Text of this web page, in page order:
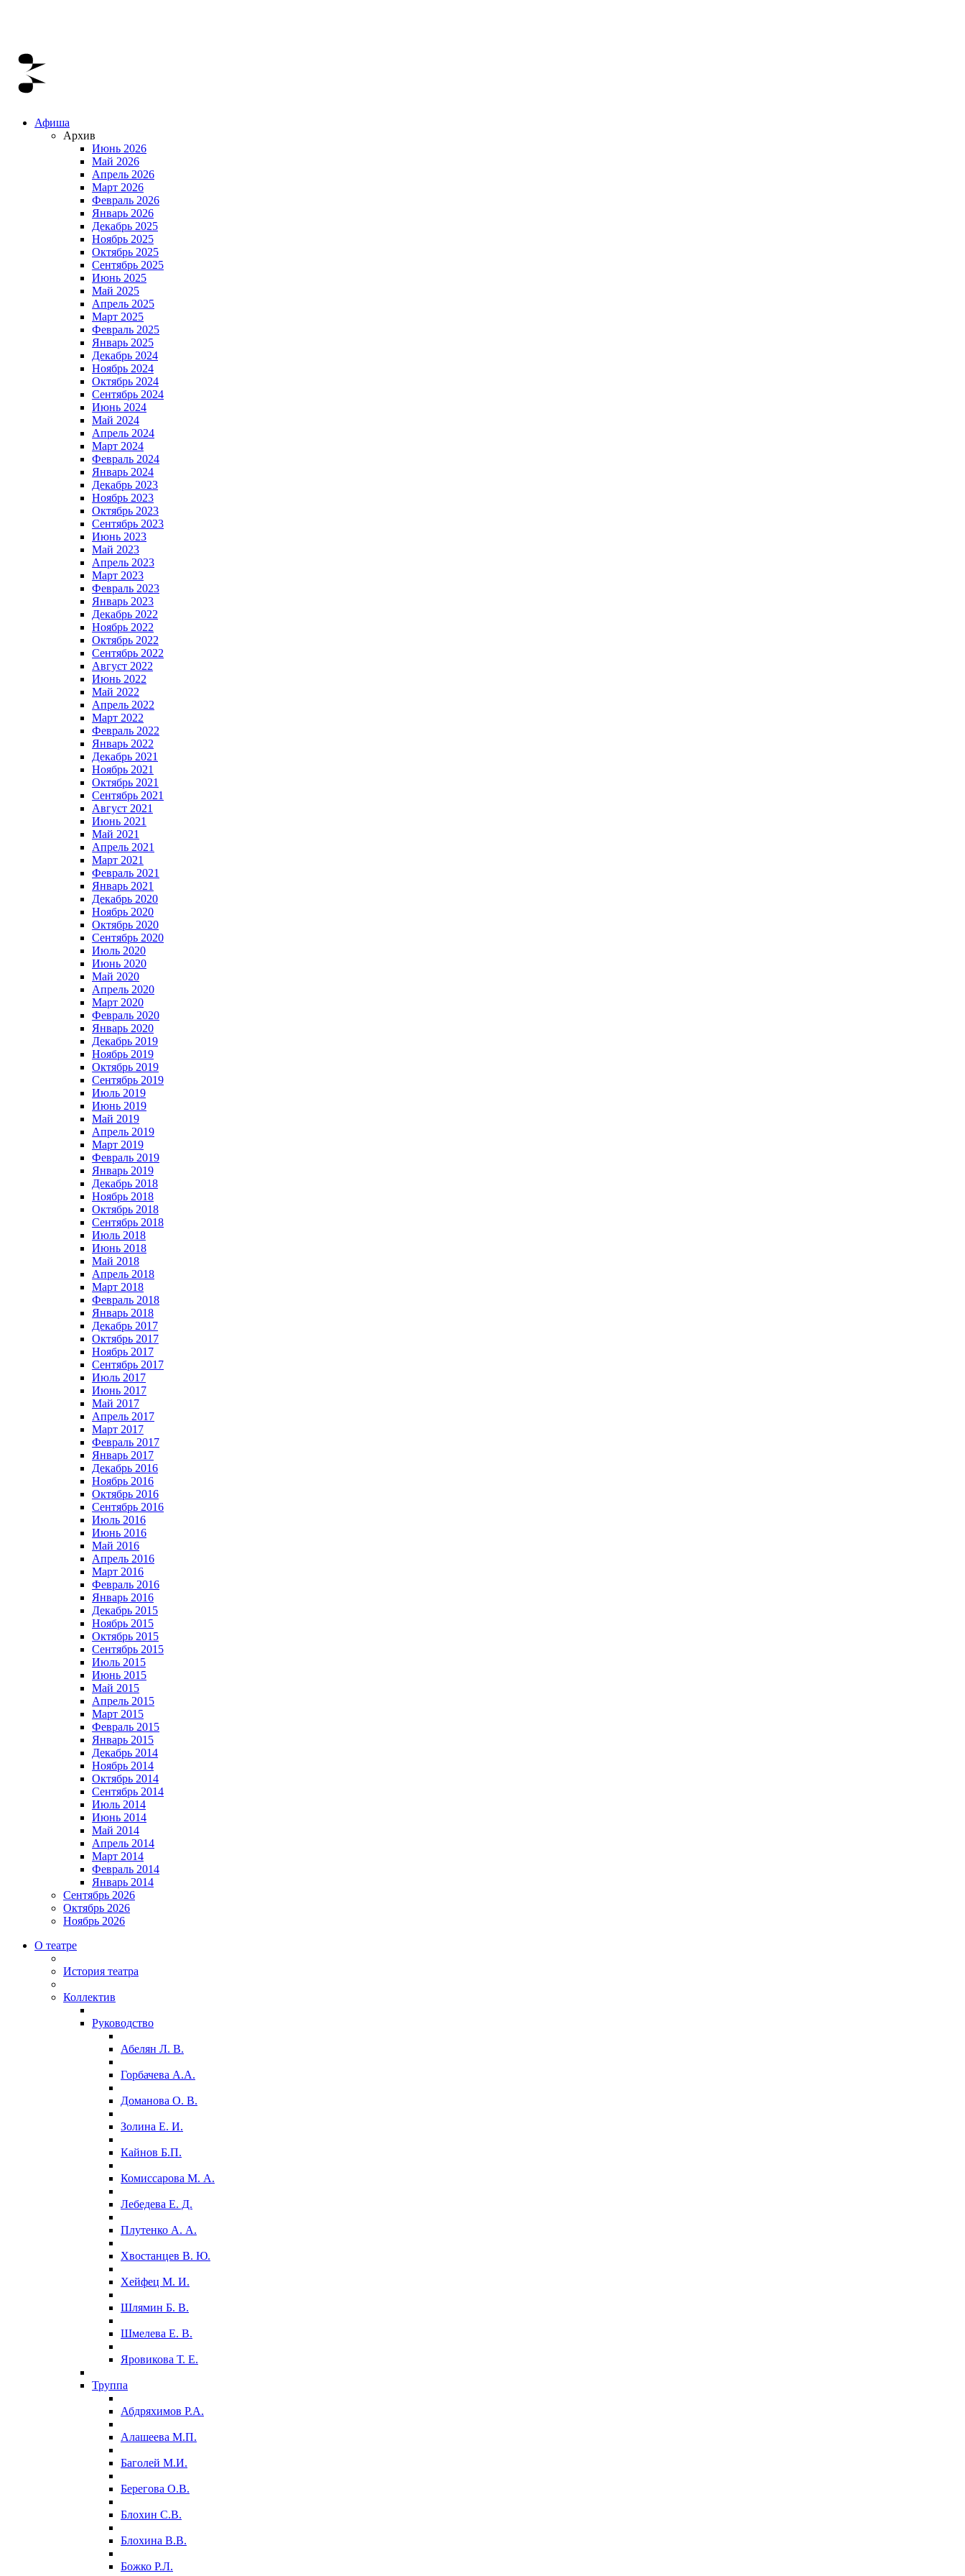
Афиша
Архив
Июнь 2026
Май 2026
Апрель 2026
Март 2026
Февраль 2026
Январь 2026
Декабрь 2025
Ноябрь 2025
Октябрь 2025
Сентябрь 2025
Июнь 2025
Май 2025
Апрель 2025
Март 2025
Февраль 2025
Январь 2025
Декабрь 2024
Ноябрь 2024
Октябрь 2024
Сентябрь 2024
Июнь 2024
Май 2024
Апрель 2024
Март 2024
Февраль 2024
Январь 2024
Декабрь 2023
Ноябрь 2023
Октябрь 2023
Сентябрь 2023
Июнь 2023
Май 2023
Апрель 2023
Март 2023
Февраль 2023
Январь 2023
Декабрь 2022
Ноябрь 2022
Октябрь 2022
Сентябрь 2022
Август 2022
Июнь 2022
Май 2022
Апрель 2022
Март 2022
Февраль 2022
Январь 2022
Декабрь 2021
Ноябрь 2021
Октябрь 2021
Сентябрь 2021
Август 2021
Июнь 2021
Май 2021
Апрель 2021
Март 2021
Февраль 2021
Январь 2021
Декабрь 2020
Ноябрь 2020
Октябрь 2020
Сентябрь 2020
Июль 2020
Июнь 2020
Май 2020
Апрель 2020
Март 2020
Февраль 2020
Январь 2020
Декабрь 2019
Ноябрь 2019
Октябрь 2019
Сентябрь 2019
Июль 2019
Июнь 2019
Май 2019
Апрель 2019
Март 2019
Февраль 2019
Январь 2019
Декабрь 2018
Ноябрь 2018
Октябрь 2018
Сентябрь 2018
Июль 2018
Июнь 2018
Май 2018
Апрель 2018
Март 2018
Февраль 2018
Январь 2018
Декабрь 2017
Октябрь 2017
Ноябрь 2017
Сентябрь 2017
Июль 2017
Июнь 2017
Май 2017
Апрель 2017
Март 2017
Февраль 2017
Январь 2017
Декабрь 2016
Ноябрь 2016
Октябрь 2016
Сентябрь 2016
Июль 2016
Июнь 2016
Май 2016
Апрель 2016
Март 2016
Февраль 2016
Январь 2016
Декабрь 2015
Ноябрь 2015
Октябрь 2015
Сентябрь 2015
Июль 2015
Июнь 2015
Май 2015
Апрель 2015
Март 2015
Февраль 2015
Январь 2015
Декабрь 2014
Ноябрь 2014
Октябрь 2014
Сентябрь 2014
Июль 2014
Июнь 2014
Май 2014
Апрель 2014
Март 2014
Февраль 2014
Январь 2014
Сентябрь 2026
Октябрь 2026
Ноябрь 2026
О театре
История театра
Коллектив
Руководство
Абелян Л. В.
Горбачева А.А.
Доманова О. В.
Золина Е. И.
Кайнов Б.П.
Комиссарова М. А.
Лебедева Е. Д.
Плутенко А. А.
Хвостанцев В. Ю.
Хейфец М. И.
Шлямин Б. В.
Шмелева Е. В.
Яровикова Т. Е.
Труппа
Абдряхимов Р.А.
Алашеева М.П.
Баголей М.И.
Берегова О.В.
Блохин С.В.
Блохина В.В.
Божко Р.Л.